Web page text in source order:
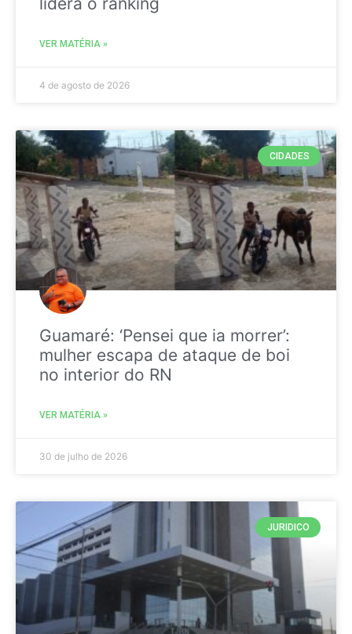
VER MATÉRIA »
4 de agosto de 2026
CIDADES
Guamaré: ‘Pensei que ia morrer’:
mulher escapa de ataque de boi
no interior do RN
VER MATÉRIA »
30 de julho de 2026
JURIDICO